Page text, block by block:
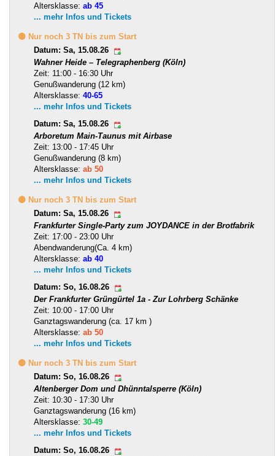
Altersklasse: ab 45
... mehr Infos und Tickets
🟡 Nur noch 3 TN bis zum Start
Datum: Sa, 15.08.26
Wahner Heide – Telegraphenberg (Köln)
Zeit: 11:00 - 16:30 Uhr
Genußwanderung (12 km)
Altersklasse: 40-65
... mehr Infos und Tickets
Datum: Sa, 15.08.26
Arboretum Main-Taunus mit Airbase
Zeit: 13:00 - 17:45 Uhr
Genußwanderung (8 km)
Altersklasse: ab 50
... mehr Infos und Tickets
🟡 Nur noch 3 TN bis zum Start
Datum: Sa, 15.08.26
Frankfurter Single-Party zum JOYDANCE in der Brotfabrik
Zeit: 17:00 - 23:00 Uhr
Abendwanderung(Ca. 4 km)
Altersklasse: ab 40
... mehr Infos und Tickets
Datum: So, 16.08.26
Der Frankfurter Grüngürtel 1a - Zur Lohrberg Schänke
Zeit: 10:00 - 17:00 Uhr
Ganztagswanderung (ca. 17 km )
Altersklasse: ab 50
... mehr Infos und Tickets
🟡 Nur noch 3 TN bis zum Start
Datum: So, 16.08.26
Altenberger Dom und Dhünntalsperre (Köln)
Zeit: 10:30 - 17:30 Uhr
Ganztagswanderung (16 km)
Altersklasse: 30-49
... mehr Infos und Tickets
Datum: So, 16.08.26